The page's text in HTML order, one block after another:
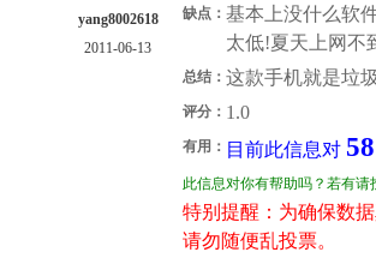
yang8002618
2011-06-13
缺点： 基本上没什么软
太低!夏天上网不
总结： 这款手机就是垃
评分： 1.0
有用： 目前此信息对 58
此信息对你有帮助吗？若有请
特别提醒：为确保数
请勿随便乱投票。